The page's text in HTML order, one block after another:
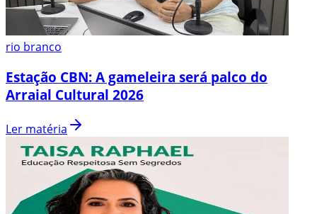
rio branco
Estação CBN: A gameleira será palco do
Arraial Cultural 2026
Ler matéria